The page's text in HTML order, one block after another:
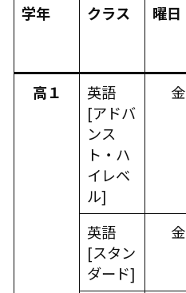
学年 クラス 曜日
高１
英語
[アドバ
ンス
ト・ハ
イレベ
ル]
金
英語
[スタン
ダード]
金